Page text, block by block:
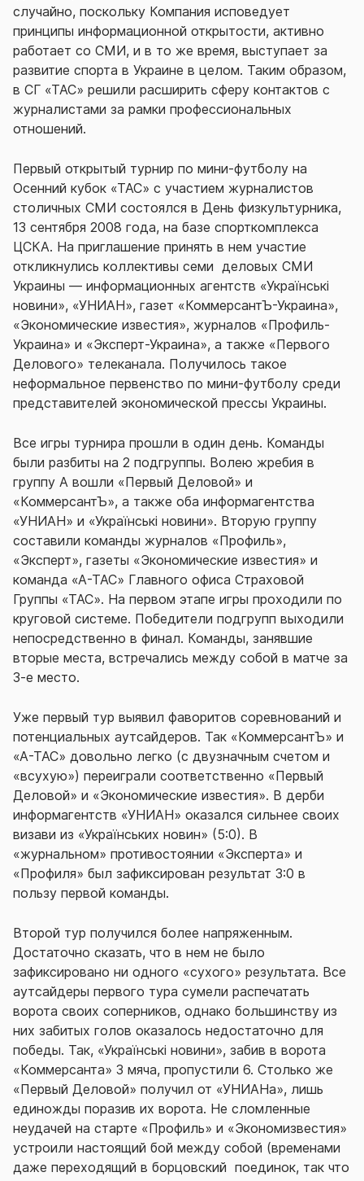
случайно, поскольку Компания исповедует
принципы информационной открытости, активно
работает со СМИ, и в то же время, выступает за
развитие спорта в Украине в целом. Таким образом,
в СГ «ТАС» решили расширить сферу контактов с
журналистами за рамки профессиональных
отношений.
Первый открытый турнир по мини-футболу на
Осенний кубок «ТАС» с участием журналистов
столичных СМИ состоялся в День физкультурника,
13 сентября 2008 года, на базе спорткомплекса
ЦСКА. На приглашение принять в нем участие
откликнулись коллективы семи деловых СМИ
Украины — информационных агентств «Українські
новини», «УНИАН», газет «КоммерсантЪ-Украина»,
«Экономические известия», журналов «Профиль-
Украина» и «Эксперт-Украина», а также «Первого
Делового» телеканала. Получилось такое
неформальное первенство по мини-футболу среди
представителей экономической прессы Украины.
Все игры турнира прошли в один день. Команды
были разбиты на 2 подгруппы. Волею жребия в
группу А вошли «Первый Деловой» и
«КоммерсантЪ», а также оба информагентства
«УНИАН» и «Українські новини». Вторую группу
составили команды журналов «Профиль»,
«Эксперт», газеты «Экономические известия» и
команда «А-ТАС» Главного офиса Страховой
Группы «ТАС». На первом этапе игры проходили по
круговой системе. Победители подгрупп выходили
непосредственно в финал. Команды, занявшие
вторые места, встречались между собой в матче за
3-е место.
Уже первый тур выявил фаворитов соревнований и
потенциальных аутсайдеров. Так «КоммерсантЪ» и
«А-ТАС» довольно легко (с двузначным счетом и
«всухую») переиграли соответственно «Первый
Деловой» и «Экономические известия». В дерби
информагентств «УНИАН» оказался сильнее своих
визави из «Українських новин» (5:0). В
«журнальном» противостоянии «Эксперта» и
«Профиля» был зафиксирован результат 3:0 в
пользу первой команды.
Второй тур получился более напряженным.
Достаточно сказать, что в нем не было
зафиксировано ни одного «сухого» результата. Все
аутсайдеры первого тура сумели распечатать
ворота своих соперников, однако большинству из
них забитых голов оказалось недостаточно для
победы. Так, «Українські новини», забив в ворота
«Коммерсанта» 3 мяча, пропустили 6. Столько же
«Первый Деловой» получил от «УНИАНа», лишь
единожды поразив их ворота. Не сломленные
неудачей на старте «Профиль» и «Экономизвестия»
устроили настоящий бой между собой (временами
даже переходящий в борцовский поединок, так что